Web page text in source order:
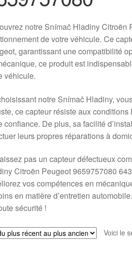
notre Snímač Hladiny Citroën
de votre véhicule. Ce
garantissant une compatibilité
ce produit est
véhicule.
notre Snímač Hladiny,
ce capteur résiste aux
confiance. De plus, sa facilité
leurs propres réparations à
pas un capteur défectueux
Citroën Peugeot 9659757080
vos compétences en
en matière d’entretien
sécurité !
Voici le